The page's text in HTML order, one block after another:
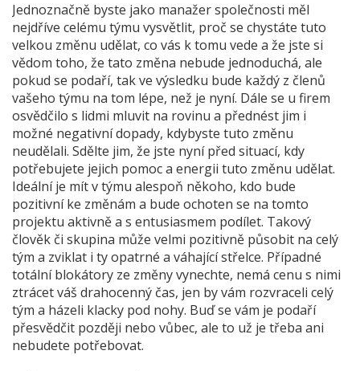
Jednoznačně byste jako manažer společnosti měl
nejdříve celému týmu vysvětlit, proč se chystáte tuto
velkou změnu udělat, co vás k tomu vede a že jste si
vědom toho, že tato změna nebude jednoduchá, ale
pokud se podaří, tak ve výsledku bude každý z členů
vašeho týmu na tom lépe, než je nyní. Dále se u firem
osvědčilo s lidmi mluvit na rovinu a přednést jim i
možné negativní dopady, kdybyste tuto změnu
neudělali. Sdělte jim, že jste nyní před situací, kdy
potřebujete jejich pomoc a energii tuto změnu udělat.
Ideální je mít v týmu alespoň někoho, kdo bude
pozitivní ke změnám a bude ochoten se na tomto
projektu aktivně a s entusiasmem podílet. Takový
člověk či skupina může velmi pozitivně působit na celý
tým a zviklat i ty opatrné a váhající střelce. Případné
totální blokátory ze změny vynechte, nemá cenu s nimi
ztrácet váš drahocenný čas, jen by vám rozvraceli celý
tým a házeli klacky pod nohy. Buď se vám je podaří
přesvědčit později nebo vůbec, ale to už je třeba ani
nebudete potřebovat.